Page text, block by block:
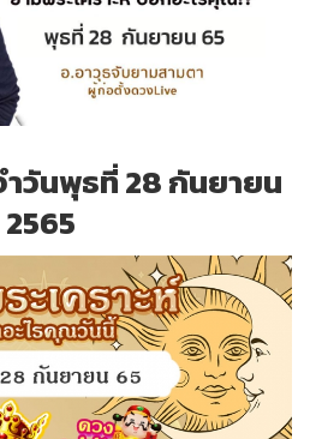
ำวันพุธที่ 28 กันยายน
2565